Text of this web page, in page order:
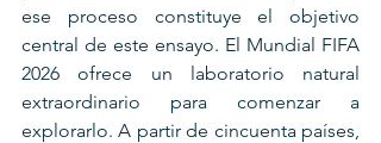
ese proceso constituye el objetivo
central de este ensayo. El Mundial FIFA
2026 ofrece un laboratorio natural
extraordinario para comenzar a
explorarlo. A partir de cincuenta países,